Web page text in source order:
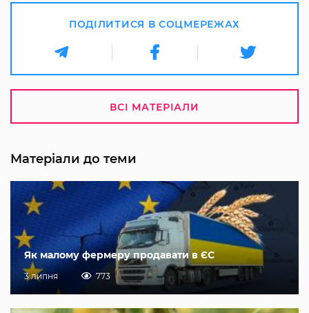
ПОДІЛИТИСЯ В СОЦМЕРЕЖАХ
ВСІ МАТЕРІАЛИ
Матеріали до теми
Як малому фермеру продавати в ЄС
3 липня 773